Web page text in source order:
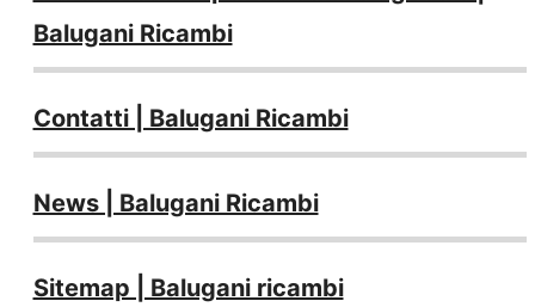
Balugani Ricambi
Contatti | Balugani Ricambi
News | Balugani Ricambi
Sitemap | Balugani ricambi